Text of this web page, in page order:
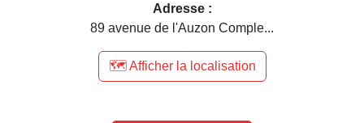
Adresse :
89 avenue de l'Auzon Comple...
🗺️ Afficher la localisation